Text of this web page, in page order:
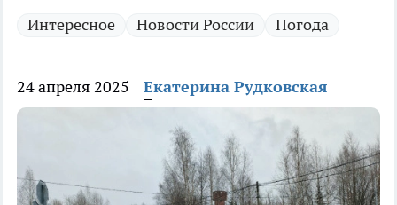
Интересное Новости России Погода
24 апреля 2025 Екатерина Рудковская